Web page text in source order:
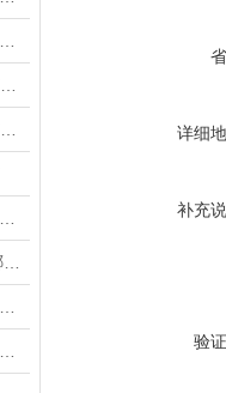
详细
补充
验